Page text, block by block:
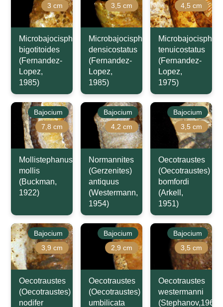
3 cm
Microbajocisphinctes
bigotitoides
(Fernandez-
Lopez,
1985)
3,5 cm
Microbajocisphinctes
densicostatus
(Fernandez-
Lopez,
1985)
4,5 cm
tenuicostatus
(Fernandez-
Lopez,
1975)
Bajocium
7,8 cm
Mollistephanus
mollis
(Buckman,
1922)
Bajocium
4,2 cm
Normannites
(Gerzenites)
antiquus
(Westermann,
1954)
Bajocium
3,5 cm
Oecotraustes
(Oecotraustes)
bomfordi
(Arkell,
1951)
Bajocium
3,9 cm
Oecotraustes
(Oecotraustes)
nodifer
Bajocium
2,9 cm
Oecotraustes
(Oecotraustes)
umbilicata
Bajocium
3,5 cm
Oecotraustes
westermanni
(Stephanov,1966)